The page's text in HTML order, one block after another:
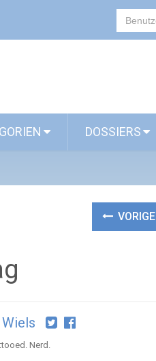
DOSSIERS
VORIGE
Nerd.